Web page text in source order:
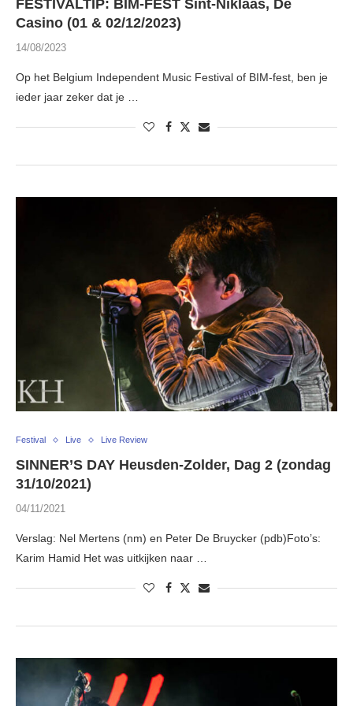
FESTIVALTIP: BIM-FEST Sint-Niklaas, De
Casino (01 & 02/12/2023)
14/08/2023
Op het Belgium Independent Music Festival of BIM-fest, ben je
ieder jaar zeker dat je …
Festival Live Live Review
SINNER’S DAY Heusden-Zolder, Dag 2 (zondag
31/10/2021)
04/11/2021
Verslag: Nel Mertens (nm) en Peter De Bruycker (pdb)Foto’s:
Karim Hamid Het was uitkijken naar …